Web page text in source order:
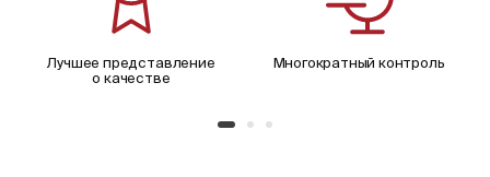
Лучшее представление
о качестве
Многократный контроль